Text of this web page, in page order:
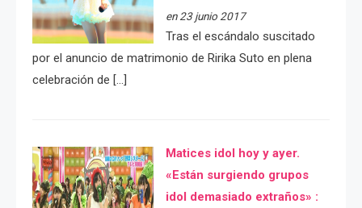
en 23 junio 2017
Tras el escándalo suscitado
por el anuncio de matrimonio de Ririka Suto en plena
celebración de […]
Matices idol hoy y ayer.
«Están surgiendo grupos
idol demasiado extraños» :